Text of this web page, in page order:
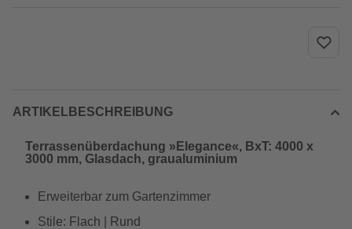
ARTIKELBESCHREIBUNG
Terrassenüberdachung »Elegance«, BxT: 4000 x
3000 mm, Glasdach, graualuminium
Erweiterbar zum Gartenzimmer
Stile: Flach | Rund